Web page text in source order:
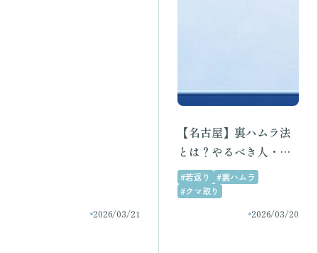
2026/03/21
【名古屋】裏ハムラ法
とは？やるべき人・や
らない方がいい人を医
師が解説｜ラメールク
#若返り
#裏ハムラ
#クマ取り
2026/03/20